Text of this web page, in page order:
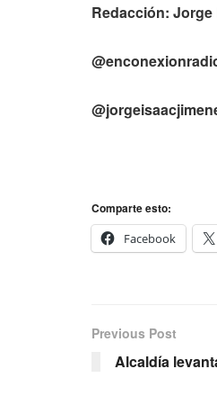
Redacción: Jorge
Comparte esto:
Facebook
Previous Post
Alcaldía